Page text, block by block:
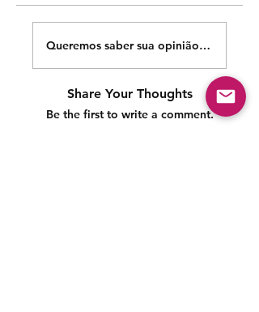
Queremos saber sua opinião sobre
Share Your Thoughts
Be the first to write a comment.